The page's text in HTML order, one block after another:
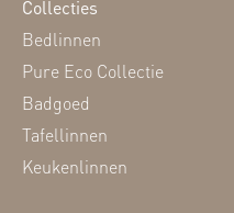
Collecties
Bedlinnen
Pure Eco Collectie
Badgoed
Tafellinnen
Keukenlinnen